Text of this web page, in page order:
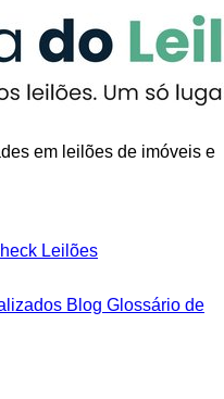
em leilões de imóveis e
Leilões
Blog Glossário de